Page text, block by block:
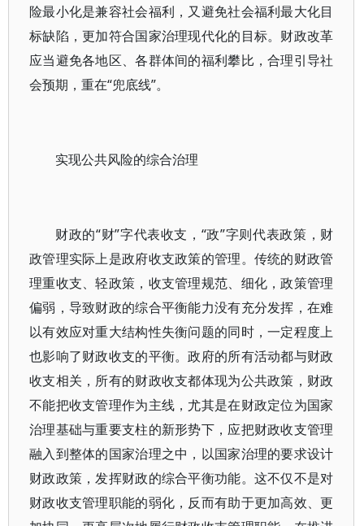
险最小化是兼容社会福利，又避免社会福利最大化目
标缺陷，更加符合国家治理现代化的目标。财政改革
应当避免各地区、各群体间的福利攀比，合理引导社
会预期，重在“兜底线”。
实现公共风险的综合治理
财政的“财”字代表收支，“政”字则代表政策，财
政管理实际上是政府收支政策的管理。传统的财政管
理重收支、轻政策，收支管理规范、细化，政策管理
偏弱，导致财政的综合平衡能力没有充分发挥，在难
以有效应对重大结构性失衡问题的同时，一定程度上
也影响了财政收支的平衡。政府的所有活动都与财政
收支相关，所有的财政收支都体现为公共政策，财政
不能把收支管理作为主线，尤其是在财政定位为国家
治理基础与重要支柱的新形势下，应把财政收支管理
融入到整体的国家治理之中，以国家治理的要求设计
财政政策，发挥财政的综合平衡功能。这不仅不是对
财政收支管理职能的弱化，反而有助于更加高效、更